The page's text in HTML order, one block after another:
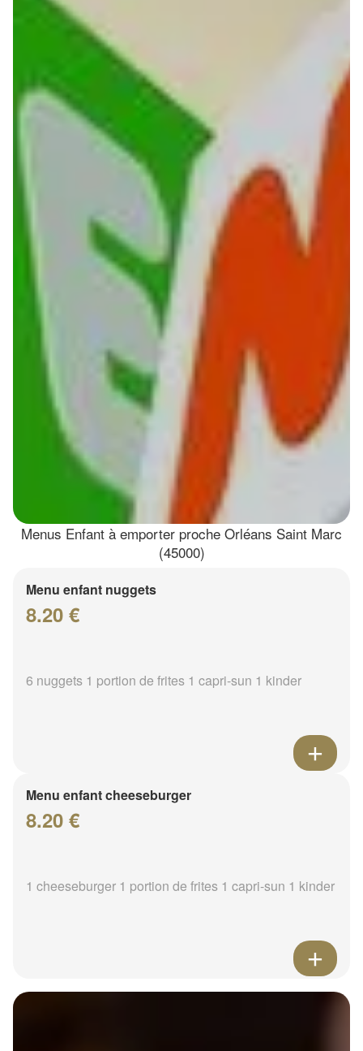
Menus Enfant à emporter proche Orléans Saint Marc
(45000)
Menu enfant nuggets
8.20 €
6 nuggets 1 portion de frites 1 capri-sun 1 kinder
Menu enfant cheeseburger
8.20 €
1 cheeseburger 1 portion de frites 1 capri-sun 1 kinder